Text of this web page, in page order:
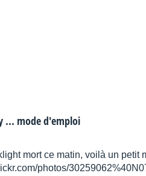
ex, wavestationex, wave
... mode d'emploi
mort ce matin, voilà un petit
photos/